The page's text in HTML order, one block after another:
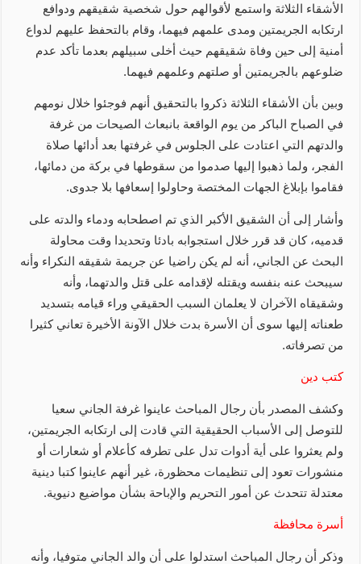
الأشقاء الثلاثة واستمع لأقوالهم حول شخصية شقيقهم ودوافع
ارتكابه الجريمتين ومدى علمهم فيهما، وقام بالتحفظ عليهم لدواع
أمنية إلى حين وفاة شقيقهم حيث أخلى سبيلهم بعدما تأكد عدم
ضلوعهم بالجريمتين أو صلتهم وعلمهم فيهما.
وبين بأن الأشقاء الثلاثة ذكروا بالتحقيق أنهم فوجئوا خلال نومهم
في الصباح الباكر من يوم الواقعة بانبعاث الصيحات من غرفة
والدتهم التي اعتادت على الجلوس في غرفتها بعد أدائها صلاة
الفجر، ولما ذهبوا إليها صدموا من سقوطها في بركة من دمائها،
فقاموا بإبلاغ الجهات المختصة وحاولوا إسعافها بلا جدوى.
وأشار إلى أن الشقيق الأكبر الذي تم اصطحابه ودماء والدته على
قدميه، كان قد قرر خلال استجوابه بادئا وتحديدا وقت محاولة
البحث عن الجاني، أنه لم يكن راضيا عن جريمة شقيقه النكراء وأنه
سيبحث عنه بنفسه ويقتله لإقدامه على قتل والدتهما، وأنه
وشقيقاه الآخران لا يعلمان السبب الحقيقي وراء قيامه بتسديد
طعناته إليها سوى أن الأسرة بدت خلال الآونة الأخيرة تعاني كثيرا
من تصرفاته.
كتب دين
وكشف المصدر بأن رجال المباحث عاينوا غرفة الجاني سعيا
للتوصل إلى الأسباب الحقيقية التي قادت إلى ارتكابه الجريمتين،
ولم يعثروا على أية أدوات تدل على تطرفه كأعلام أو شعارات أو
منشورات تعود إلى تنظيمات محظورة، غير أنهم عاينوا كتبا دينية
معتدلة تتحدث عن أمور التحريم والإباحة بشأن مواضيع دنيوية.
أسرة محافظة
وذكر أن رجال المباحث استدلوا على أن والد الجاني متوفيا، وأنه